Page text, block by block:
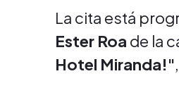
La cita está
Ester Roa de la
Hotel Miranda!"